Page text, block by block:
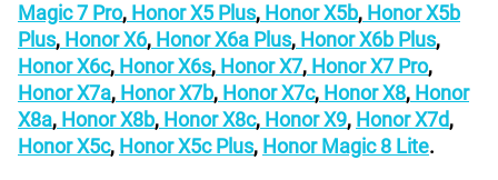
Magic 7 Pro, Honor X5 Plus, Honor X5b, Honor X5b
Plus, Honor X6, Honor X6a Plus, Honor X6b Plus,
Honor X6c, Honor X6s, Honor X7, Honor X7 Pro,
Honor X7a, Honor X7b, Honor X7c, Honor X8, Honor
X8a, Honor X8b, Honor X8c, Honor X9, Honor X7d,
Honor X5c, Honor X5c Plus, Honor Magic 8 Lite.